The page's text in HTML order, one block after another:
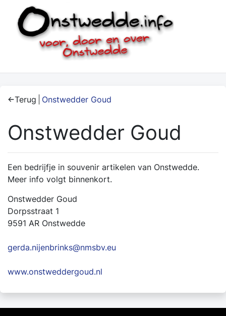
Terug Onstwedder Goud
Onstwedder Goud
Een bedrijfje in souvenir artikelen van Onstwedde.
Meer info volgt binnenkort.
Onstwedder Goud
Dorpsstraat 1
9591 AR Onstwedde
gerda.nijenbrinks@nmsbv.eu
www.onstweddergoud.nl